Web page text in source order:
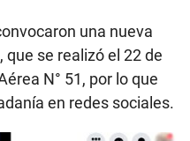
una nueva
se realizó el 22 de
N° 51, por lo que
en redes sociales.